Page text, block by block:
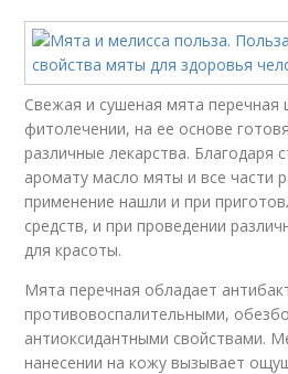
Свежая и сушеная мята
фитолечении, на ее основе
различные лекарства. Благодаря
аромату масло мяты и все части
применение нашли и при
средств, и при проведении
для красоты.
Мята перечная обладает
противовоспалительными,
антиоксидантными свойствами.
нанесении на кожу вызывает